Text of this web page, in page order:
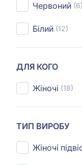
Червоний (6)
Білий (12)
ДЛЯ КОГО
Жіночі (18)
ТИП ВИРОБУ
Жіночі